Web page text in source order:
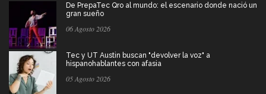
De PrepaTec Qro al mundo: el escenario donde nació un
gran sueño
06 Agosto 2026
Tec y UT Austin buscan "devolver la voz" a
hispanohablantes con afasia
05 Agosto 2026